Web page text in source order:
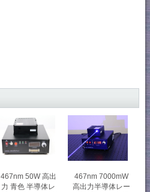
467nm 50W 高出
力 青色 半導体レ
467nm 7000mW
高出力半導体レー